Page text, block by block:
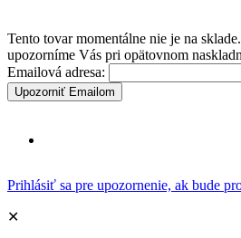
Tento tovar momentálne nie je na
upozorníme Vás pri opätovnom
Emailová adresa:
Upozorniť Emailom
Prihlásiť sa pre upozornenie, ak bude
✕